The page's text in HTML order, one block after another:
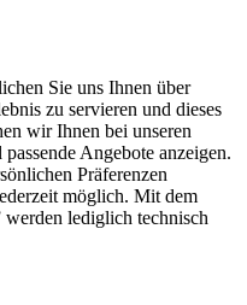
Sie uns Ihnen über
zu servieren und dieses
wir Ihnen bei unseren
Angebote anzeigen.
Präferenzen
möglich. Mit dem
lediglich technisch